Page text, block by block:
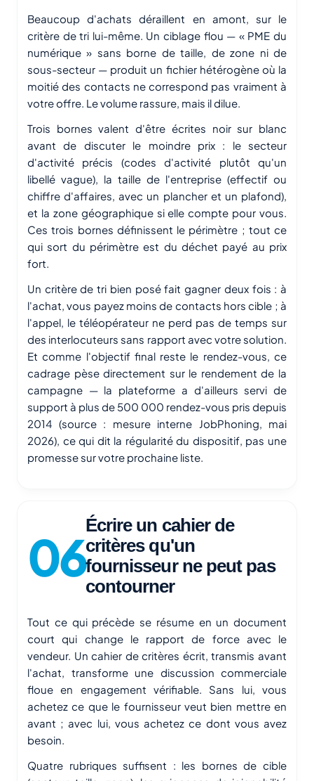
Beaucoup d'achats déraillent en amont, sur le
critère de tri lui-même. Un ciblage flou — « PME du
numérique » sans borne de taille, de zone ni de
sous-secteur — produit un fichier hétérogène où la
moitié des contacts ne correspond pas vraiment à
votre offre. Le volume rassure, mais il dilue.
Trois bornes valent d'être écrites noir sur blanc
avant de discuter le moindre prix : le secteur
d'activité précis (codes d'activité plutôt qu'un
libellé vague), la taille de l'entreprise (effectif ou
chiffre d'affaires, avec un plancher et un plafond),
et la zone géographique si elle compte pour vous.
Ces trois bornes définissent le périmètre ; tout ce
qui sort du périmètre est du déchet payé au prix
fort.
Un critère de tri bien posé fait gagner deux fois : à
l'achat, vous payez moins de contacts hors cible ; à
l'appel, le téléopérateur ne perd pas de temps sur
des interlocuteurs sans rapport avec votre solution.
Et comme l'objectif final reste le rendez-vous, ce
cadrage pèse directement sur le rendement de la
campagne — la plateforme a d'ailleurs servi de
support à plus de 500 000 rendez-vous pris depuis
2014 (source : mesure interne JobPhoning, mai
2026), ce qui dit la régularité du dispositif, pas une
promesse sur votre prochaine liste.
Écrire un cahier de
critères qu'un
fournisseur ne peut pas
contourner
Tout ce qui précède se résume en un document
court qui change le rapport de force avec le
vendeur. Un cahier de critères écrit, transmis avant
l'achat, transforme une discussion commerciale
floue en engagement vérifiable. Sans lui, vous
achetez ce que le fournisseur veut bien mettre en
avant ; avec lui, vous achetez ce dont vous avez
besoin.
Quatre rubriques suffisent : les bornes de cible